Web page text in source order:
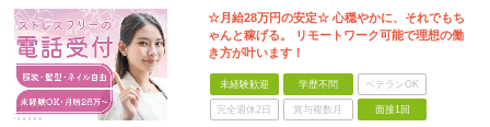
☆月給28万円の安定☆ 心穏やかに、それでもち
ゃんと稼げる。 リモートワーク可能で理想の働
き方が叶います！
未経験歓迎 学歴不問 ベテランOK
完全週休2日 賞与複数月 面接1回